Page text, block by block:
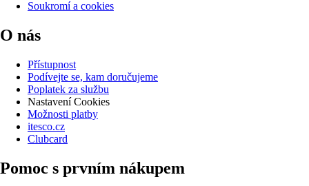
Soukromí a cookies
O nás
Přístupnost
Podívejte se, kam doručujeme
Poplatek za službu
Nastavení Cookies
Možnosti platby
itesco.cz
Clubcard
Pomoc s prvním nákupem